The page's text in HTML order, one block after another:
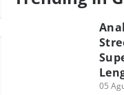
05